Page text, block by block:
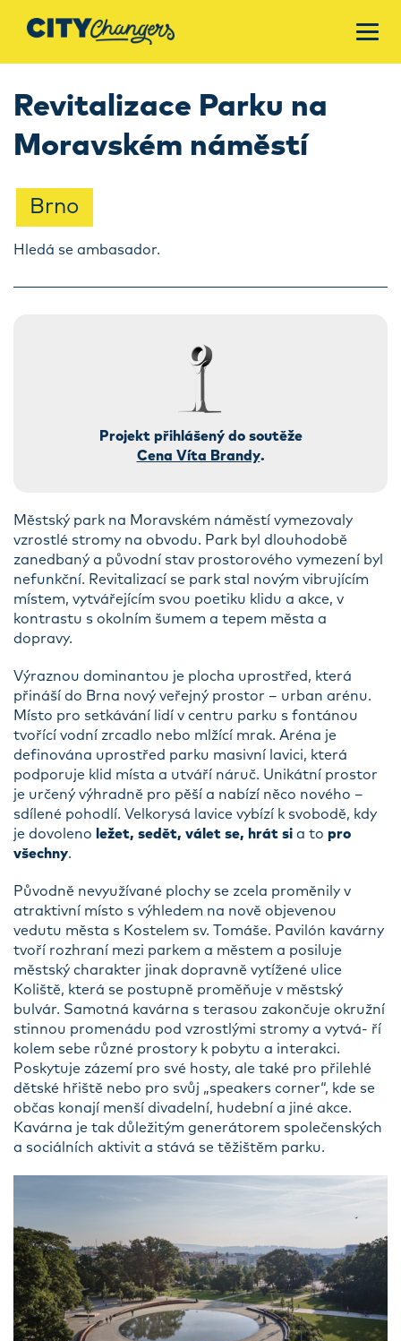
Revitalizace Parku na
Moravském náměstí
Brno
Projekt přihlášený do soutěže
Cena Víta Brandy.
Městský park na Moravském náměstí vymezovaly
vzrostlé stromy na obvodu. Park byl dlouhodobě
zanedbaný a původní stav prostorového vymezení byl
nefunkční. Revitalizací se park stal novým vibrujícím
místem, vytvářejícím svou poetiku klidu a akce, v
kontrastu s okolním šumem a tepem města a
dopravy.
Výraznou dominantou je plocha uprostřed, která
přináší do Brna nový veřejný prostor – urban arénu.
Místo pro setkávání lidí v centru parku s fontánou
tvořící vodní zrcadlo nebo mlžící mrak. Aréna je
definována uprostřed parku masivní lavici, která
podporuje klid místa a utváří náruč. Unikátní prostor
je určený výhradně pro pěší a nabízí něco nového –
sdílené pohodlí. Velkorysá lavice vybízí k svobodě, kdy
je dovoleno ležet, sedět, válet se, hrát si a to pro
všechny.
Původně nevyužívané plochy se zcela proměnily v
atraktivní místo s výhledem na nově objevenou
vedutu města s Kostelem sv. Tomáše. Pavilón kavárny
tvoří rozhraní mezi parkem a městem a posiluje
městský charakter jinak dopravně vytížené ulice
Koliště, která se postupně proměňuje v městský
bulvár. Samotná kavárna s terasou zakončuje okružní
stinnou promenádu pod vzrostlými stromy a vytvá- ří
kolem sebe různé prostory k pobytu a interakci.
Poskytuje zázemí pro své hosty, ale také pro přilehlé
dětské hřiště nebo pro svůj „speakers corner“, kde se
občas konají menší divadelní, hudební a jiné akce.
Kavárna je tak důležitým generátorem společenských
a sociálních aktivit a stává se těžištěm parku.
Hledá se ambasador.